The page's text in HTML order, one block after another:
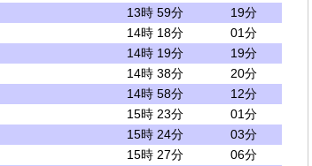
13時 59分
19分
14時 18分
01分
14時 19分
19分
14時 38分
20分
14時 58分
12分
15時 23分
01分
15時 24分
03分
15時 27分
06分